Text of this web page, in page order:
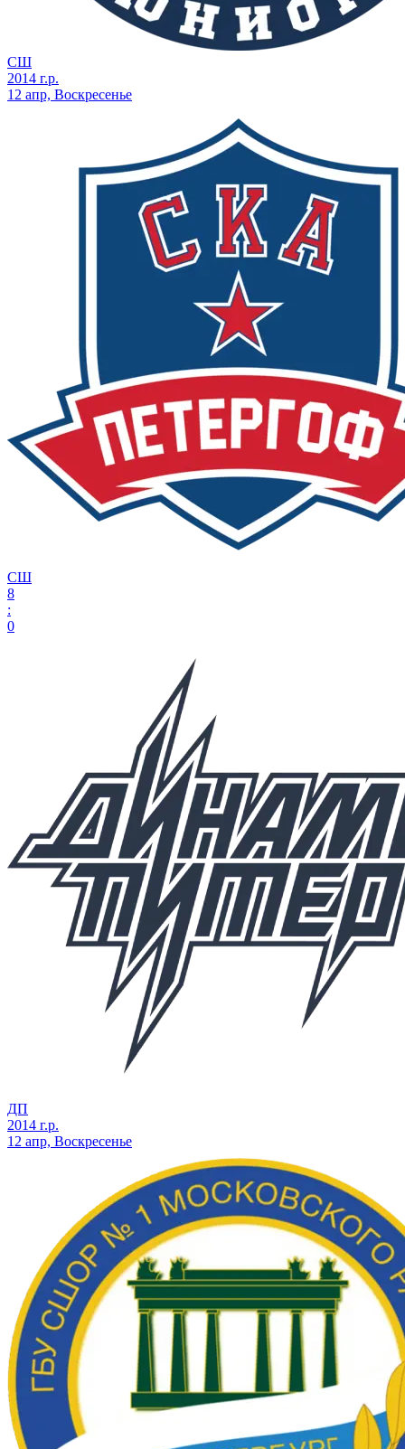
СШ
2014 г.р.
12 апр, Воскресенье
СШ
8
:
0
ДП
2014 г.р.
12 апр, Воскресенье